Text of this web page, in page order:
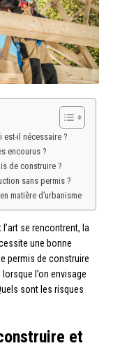
est-il nécessaire ?
encourus ?
de construire ?
sans permis ?
matière d’urbanisme
se rencontrent, la
une bonne
permis de construire
l’on envisage
sont les risques
et